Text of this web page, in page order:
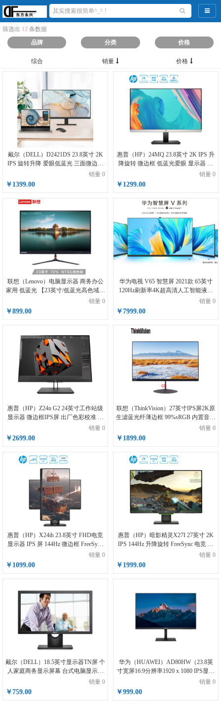
导航
筛选出 12 条数据
品牌
分类 价格
综合 销量 价格
戴尔（DELL）D2421DS 23.8英寸 2K
IPS 旋转升降 爱眼低蓝光 三面微边框
销量 0
￥1399.00
惠普（HP）24MQ 23.8英寸 2K IPS 升
降旋转 微边框 低蓝光爱眼 显示器 显
销量 0
￥1299.00
联想（Lenovo）电脑显示器 商务办公
家用 低蓝光 【23英寸/低蓝光高色域】
销量 0
￥899.00
华为电视 V65 智慧屏 2021款 65英寸
120Hz刷新率4K超高清人工智能液晶
升降式AI摄像 V65 4G+64G 帝瓦雷天
籁之音鸿蒙智能电视
销量 0
￥7999.00
惠普（HP）Z24n G2 24英寸工作站级
显示器 微边框IPS屏 出厂色彩校准 支
持菊链 画中画 无闪屏&amp;amp;低蓝
销量 0
￥2699.00
联想（ThinkVision）27英寸IPS屏2K原
生滤蓝光纤薄边框 99%sRGB 内置音箱
电脑显示器（HDMI/DP接口）X27q-2l
销量 0
￥1899.00
惠普（HP）X24ih 23.8英寸 FHD电竞
显示器 IPS 屏 144Hz 微边框 FreeSync
销量 0
￥1099.00
惠普（HP）暗影精灵X27I 27英寸 2K
IPS 144Hz 升降旋转 FreeSync 电竞 低
蓝光 电脑显示器（带HDMI线）销量 0
￥1999.00
戴尔（DELL）18.5英寸显示器TN屏 个
人家庭商务显示屏幕 台式电脑显示器
销量 0
￥759.00
华为（HUAWEI）AD80HW（23.8英
寸宽屏16:9分辨率1920 x 1080 IPS显示
屏 VGA HDMI 黑 商用办公 ）销量 0
￥999.00